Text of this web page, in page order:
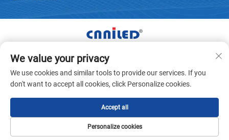
Tüm Hakları Zhejiang Nailide Power Technology Co.,Ltd.
Şirketine Aittir © -Gizlilik politikası
We value your privacy
We use cookies and similar tools to provide our services. If you
don't want to accept all cookies, click Personalize cookies.
Personalize cookies
Accept all